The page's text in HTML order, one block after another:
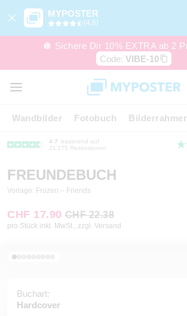
MYPOSTER
(4,6)
🪩 Sichere Dir 10% EXTRA ab 2
Code: VIBE-10
Wandbilder Fotobuch
4.7
basierend auf
21’275 Rezensionen
FREUNDEBUCH
Vorlage: Frozen – Friends
CHF 17.90 CHF 22.38
pro Stück inkl. MwSt., zzgl. Versand
Buchart:
Hardcover